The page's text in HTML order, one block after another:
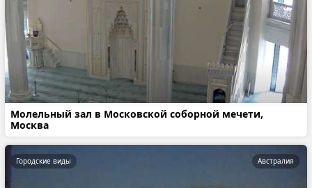
Молельный зал в Московской соборной мечети,
Москва
Городские виды Австралия